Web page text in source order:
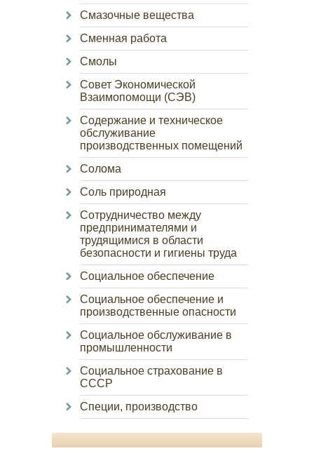
Смазочные вещества
Сменная работа
Смолы
Совет Экономической
Взаимопомощи (СЭВ)
Содержание и техническое
обслуживание
производственных помещений
Солома
Соль природная
Сотрудничество между
предпринимателями и
трудящимися в области
безопасности и гигиены труда
Социальное обеспечение
Социальное обеспечение и
производственные опасности
Социальное обслуживание в
промышленности
Социальное страхование в
СССР
Специи, производство